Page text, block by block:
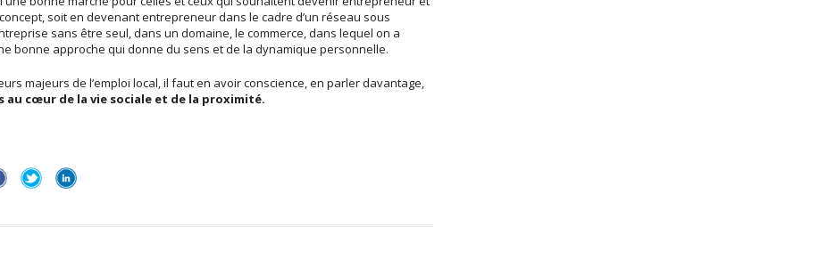
soit en devenant entrepreneur dans le cadre d’un réseau sous
sans être seul, dans un domaine, le commerce, dans lequel on a
bonne approche qui donne du sens et de la dynamique personnelle.
majeurs de l’emploi local, il faut en avoir conscience, en parler davantage,
cœur de la vie sociale et de la proximité.